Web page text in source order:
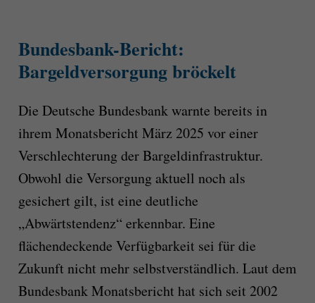
Bundesbank-Bericht:
Bargeldversorgung bröckelt
Die Deutsche Bundesbank warnte bereits in
ihrem Monatsbericht März 2025 vor einer
Verschlechterung der Bargeldinfrastruktur.
Obwohl die Versorgung aktuell noch als
gesichert gilt, ist eine deutliche
„Abwärtstendenz“ erkennbar. Eine
flächendeckende Verfügbarkeit sei für die
Zukunft nicht mehr selbstverständlich. Laut dem
Bundesbank Monatsbericht hat sich seit 2002